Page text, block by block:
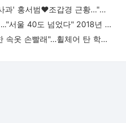
'아들 불륜 사과' 홍서범♥조갑경 근황…"하나 되기로" 지인과 '활짝' - 머니투데이
입추에 펄펄..."서울 40도 넘었다" 2018년 이후 처음 - 머니투데이
"소변 실수한 속옷 손빨래"…휠체어 탄 학생 챙긴 공익, 김규원이었다 - 머니투데이